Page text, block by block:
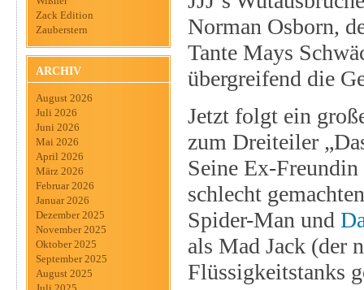
Zack Edition
Zauberstern
ARCHIV
August 2026
Juli 2026
Juni 2026
Mai 2026
April 2026
März 2026
Februar 2026
Januar 2026
Dezember 2025
November 2025
Oktober 2025
September 2025
August 2025
Norman Osborn,
Tante Mays
übergreifend die
Jetzt folgt ein
zum Dreiteiler
Seine Ex-
schlecht
Spider-Man und
als Mad Jack (der
Flüssigkeitstanks